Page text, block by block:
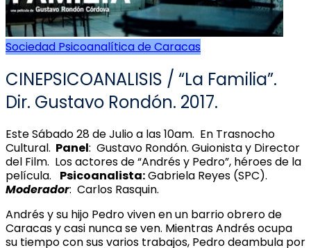
Sociedad Psicoanalítica de Caracas
CINEPSICOANALISIS / “La Familia”.
Dir. Gustavo Rondón. 2017.
Este Sábado 28 de Julio a las 10am. En Trasnocho
Cultural. Panel: Gustavo Rondón. Guionista y Director
del Film. Los actores de “Andrés y Pedro”, héroes de la
película. Psicoanalista:Gabriela Reyes (SPC).
Moderador: Carlos Rasquin.
Andrés y su hijo Pedro viven en un barrio obrero de
Caracas y casi nunca se ven. Mientras Andrés ocupa
su tiempo con sus varios trabajos, Pedro deambula por